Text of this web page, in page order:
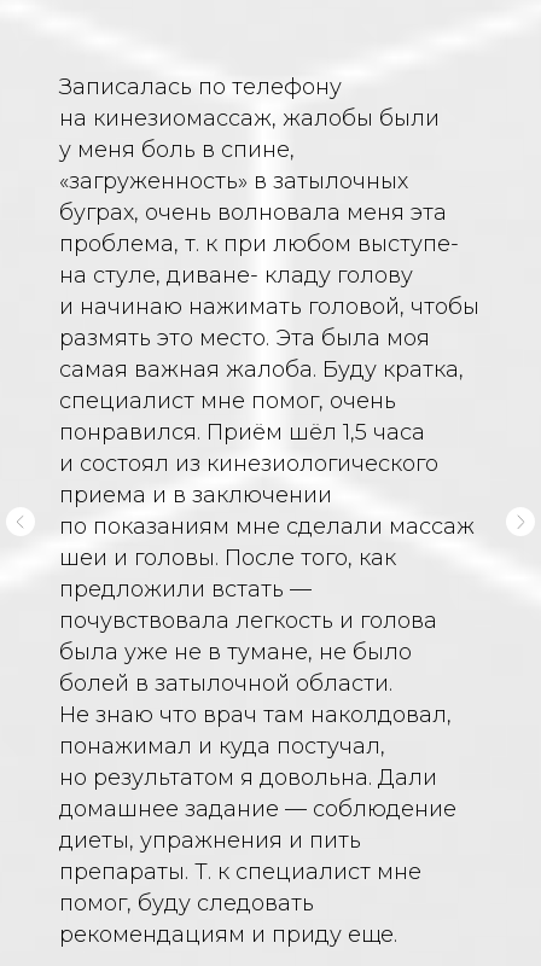
Записалась по телефону
на кинезиомассаж, жалобы были
у меня боль в спине,
«загруженность» в затылочных
буграх, очень волновала меня эта
проблема, т. к при любом выступе-
на стуле, диване- кладу голову
и начинаю нажимать головой, чтобы
размять это место. Эта была моя
самая важная жалоба. Буду кратка,
специалист мне помог, очень
понравился. Приём шёл 1,5 часа
и состоял из кинезиологического
приема и в заключении
по показаниям мне сделали массаж
шеи и головы. После того, как
предложили встать —
почувствовала легкость и голова
была уже не в тумане, не было
болей в затылочной области.
Не знаю что врач там наколдовал,
понажимал и куда постучал,
но результатом я довольна. Дали
домашнее задание — соблюдение
диеты, упражнения и пить
препараты. Т. к специалист мне
помог, буду следовать
рекомендациям и приду еще.